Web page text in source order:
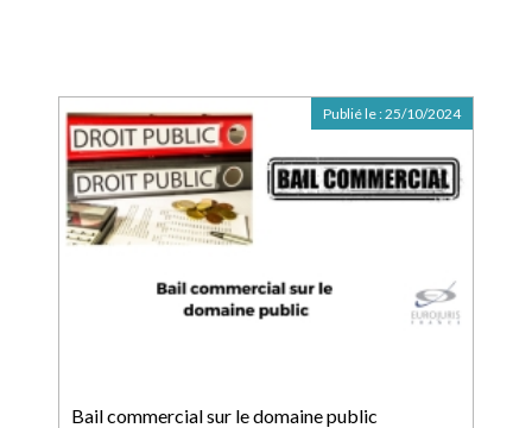
Bail commercial sur le domaine public
Publié le :25/10/2024